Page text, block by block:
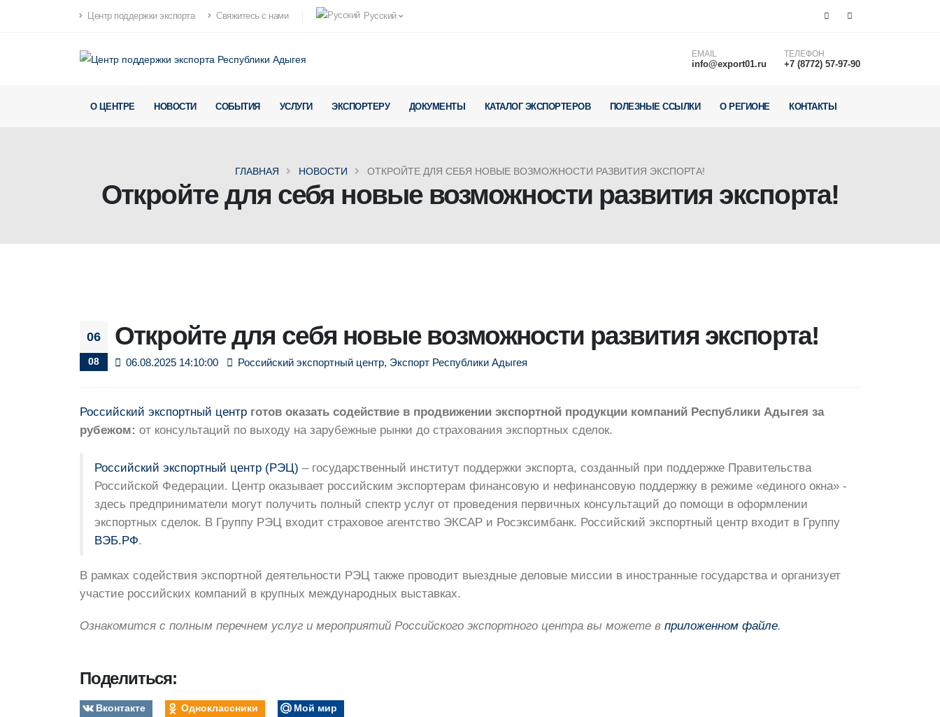
Центр поддержки экспорта Свяжитесь с нами Русский
EMAIL
info@export01.ru
ТЕЛЕФОН
+7 (8772) 57-97-90
О ЦЕНТРЕ НОВОСТИ СОБЫТИЯ УСЛУГИ ЭКСПОРТЕРУ ДОКУМЕНТЫ КАТАЛОГ ЭКСПОРТЕРОВ ПОЛЕЗНЫЕ ССЫЛКИ О РЕГИОНЕ КОНТАКТЫ
Откройте для себя новые возможности развития экспорта!
ГЛАВНАЯ НОВОСТИ ОТКРОЙТЕ ДЛЯ СЕБЯ НОВЫЕ ВОЗМОЖНОСТИ РАЗВИТИЯ ЭКСПОРТА!
06
08
Откройте для себя новые возможности развития экспорта!
06.08.2025 14:10:00 Российский экспортный центр, Экспорт Республики Адыгея
Российский экспортный центр готов оказать содействие в продвижении экспортной продукции компаний Республики Адыгея за
рубежом: от консультаций по выходу на зарубежные рынки до страхования экспортных сделок.
Российский экспортный центр (РЭЦ) – государственный институт поддержки экспорта, созданный при поддержке Правительства
Российской Федерации. Центр оказывает российским экспортерам финансовую и нефинансовую поддержку в режиме «единого окна» -
здесь предприниматели могут получить полный спектр услуг от проведения первичных консультаций до помощи в оформлении
экспортных сделок. В Группу РЭЦ входит страховое агентство ЭКСАР и Росэксимбанк. Российский экспортный центр входит в Группу
ВЭБ.РФ.
В рамках содействия экспортной деятельности РЭЦ также проводит выездные деловые миссии в иностранные государства и организует
участие российских компаний в крупных международных выставках.
Ознакомится с полным перечнем услуг и мероприятий Российского экспортного центра вы можете в приложенном файле.
Поделиться:
Вконтакте Одноклассники Мой мир